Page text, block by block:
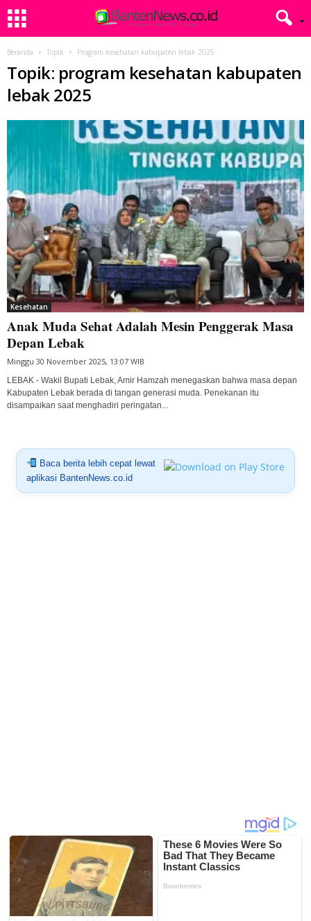
Beranda Topik Program kesehatan kabupaten lebak 2025
Topik: program kesehatan kabupaten
lebak 2025
Kesehatan
Anak Muda Sehat Adalah Mesin Penggerak Masa
Depan Lebak
Minggu 30 November 2025, 13:07 WIB
LEBAK - Wakil Bupati Lebak, Amir Hamzah menegaskan bahwa masa depan
Kabupaten Lebak berada di tangan generasi muda. Penekanan itu
disampaikan saat menghadiri peringatan...
Baca berita lebih cepat lewat
aplikasi BantenNews.co.id